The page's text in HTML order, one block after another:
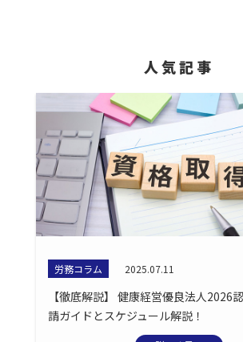
人気記事
労務コラム 2025.07.11
【徹底解説】 健康経営優良法人2026
請ガイドとスケジュール解説！